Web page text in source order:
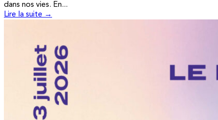
dans nos vies. En...
Lire la suite →